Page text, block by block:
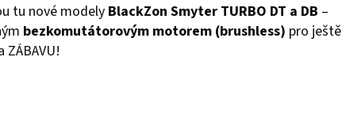
tu nové modelyBlackZon Smyter TURBO DT a DB –
bezkomutátorovým motorem (brushless) pro ještě
ZÁBAVU!